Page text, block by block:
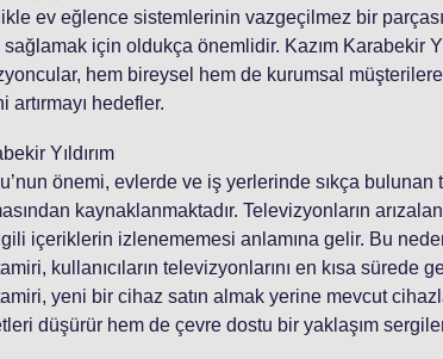
ev eğlence sistemlerinin vazgeçilmez bir
sağlamak için oldukça önemlidir. Kazım Karabekir
hem bireysel hem de kurumsal
artırmayı hedefler.
Yıldırım
önemi, evlerde ve iş yerlerinde sıkça bulunan
kaynaklanmaktadır. Televizyonların
içeriklerin izlenememesi anlamına gelir. Bu
kullanıcıların televizyonlarını en kısa sürede
yeni bir cihaz satın almak yerine mevcut
düşürür hem de çevre dostu bir yaklaşım